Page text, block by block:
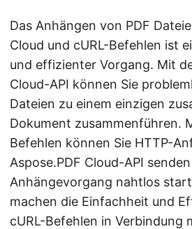
Das Anhängen von PDF
Cloud und cURL-Befehlen ist
und effizienter Vorgang. Mit
Cloud-API können Sie
Dateien zu einem einzigen
Dokument zusammenführen.
Befehlen können Sie HTTP-
Aspose.PDF Cloud-API
Anhängevorgang nahtlos
machen die Einfachheit und
cURL-Befehlen in Verbindung